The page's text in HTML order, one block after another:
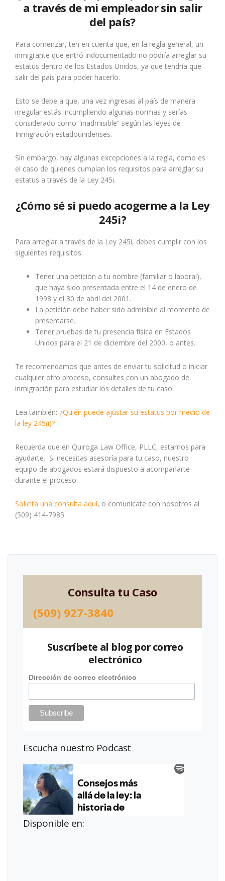
a través de mi empleador sin salir
del país?
Para comenzar, ten en cuenta que, en la regla general, un
inmigrante que entró indocumentado no podría arreglar su
estatus dentro de los Estados Unidos, ya que tendría que
salir del país para poder hacerlo.
Esto se debe a que, una vez ingresas al país de manera
irregular estás incumpliendo algunas normas y serías
considerado como “inadmisible” según las leyes de
Inmigración estadounidenses.
Sin embargo, hay algunas excepciones a la regla, como es
el caso de quienes cumplan los requisitos para arreglar su
estatus a través de la Ley 245i.
¿Cómo sé si puedo acogerme a la Ley
245i?
Para arreglar a través de la Ley 245i, debes cumplir con los
siguientes requisitos:
Tener una petición a tu nombre (familiar o laboral),
que haya sido presentada entre el 14 de enero de
1998 y el 30 de abril del 2001.
La petición debe haber sido admisible al momento de
presentarse.
Tener pruebas de tu presencia física en Estados
Unidos para el 21 de diciembre del 2000, o antes.
Te recomendamos que antes de enviar tu solicitud o iniciar
cualquier otro proceso, consultes con un abogado de
inmigración para estudiar los detalles de tu caso.
Lea también: ¿Quién puede ajustar su estatus por medio de
la ley 245(i)?
Recuerda que en Quiroga Law Office, PLLC, estamos para
ayudarte. Si necesitas asesoría para tu caso, nuestro
equipo de abogados estará dispuesto a acompañarte
durante el proceso.
Solicita una consulta aquí, o comunícate con nosotros al
(509) 414-7985.
Consulta tu Caso
(509) 927-3840
Suscríbete al blog por correo
electrónico
Dirección de correo electrónico
Escucha nuestro Podcast
Disponible en: